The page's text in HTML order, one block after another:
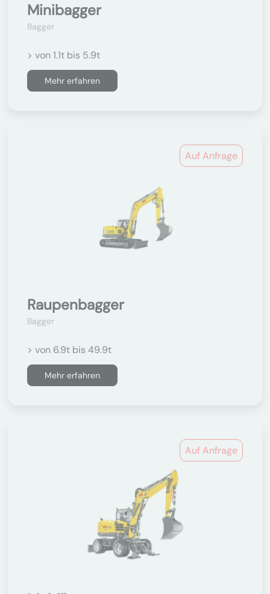
Minibagger
Bagger
> von 1.1t bis 5.9t
Mehr erfahren
Auf Anfrage
Raupenbagger
Bagger
> von 6.9t bis 49.9t
Mehr erfahren
Auf Anfrage